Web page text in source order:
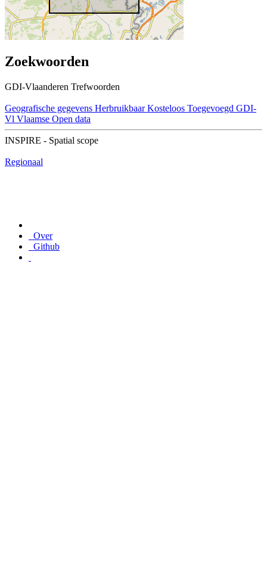
Zoekwoorden
GDI-Vlaanderen Trefwoorden
Geografische gegevens Herbruikbaar Kosteloos Toegevoegd GDI-
Vl Vlaamse Open data
INSPIRE - Spatial scope
Regionaal
Over
Github